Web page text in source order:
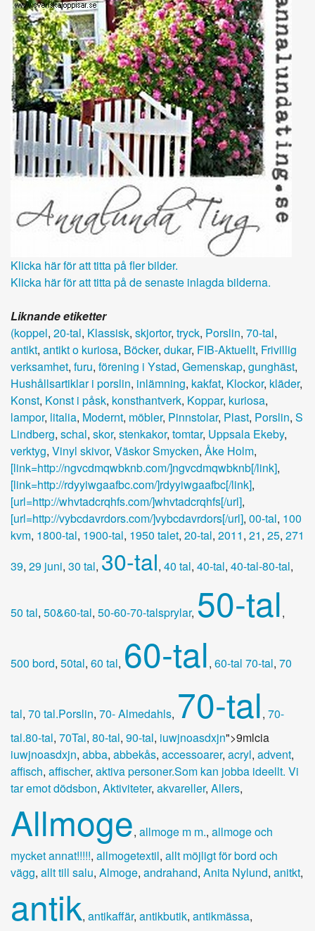
Klicka här för att titta på fler bilder.
Klicka här för att titta på de senaste inlagda bilderna.
Liknande etiketter
(koppel, 20-tal, Klassisk, skjortor, tryck, Porslin, 70-tal,
antikt, antikt o kuriosa, Böcker, dukar, FIB-Aktuellt, Frivillig
verksamhet, furu, förening i Ystad, Gemenskap, gunghäst,
Hushållsartiklar i porslin, inlämning, kakfat, Klockor, kläder,
Konst, Konst i påsk, konsthantverk, Koppar, kuriosa,
lampor, litalia, Modernt, möbler, Pinnstolar, Plast, Porslin, S
Lindberg, schal, skor, stenkakor, tomtar, Uppsala Ekeby,
verktyg, Vinyl skivor, Väskor Smycken, Åke Holm,
[link=http://ngvcdmqwbknb.com/]ngvcdmqwbknb[/link],
[link=http://rdyyiwgaafbc.com/]rdyyiwgaafbc[/link],
[url=http://whvtadcrqhfs.com/]whvtadcrqhfs[/url],
[url=http://vybcdavrdors.com/]vybcdavrdors[/url], 00-tal, 100
kvm, 1800-tal, 1900-tal, 1950 talet, 20-tal, 2011, 21, 25, 271
39, 29 juni, 30 tal, 30-tal, 40 tal, 40-tal, 40-tal-80-tal,
50 tal, 50&60-tal, 50-60-70-talsprylar, 50-tal,
500 bord, 50tal, 60 tal, 60-tal, 60-tal 70-tal, 70
tal, 70 tal.Porslin, 70- Almedahls, 70-tal, 70-
tal.80-tal, 70Tal, 80-tal, 90-tal, iuwjnoasdxjn">9mlcia
iuwjnoasdxjn, abba, abbekås, accessoarer, acryl, advent,
affisch, affischer, aktiva personer.Som kan jobba ideellt. Vi
tar emot dödsbon, Aktiviteter, akvareller, Allers,
Allmoge, allmoge m m., allmoge och
mycket annat!!!!!, allmogetextil, allt möjligt för bord och
vägg, allt till salu, Almoge, andrahand, Anita Nylund, anitkt,
antik, antikaffär, antikbutik, antikmässa,